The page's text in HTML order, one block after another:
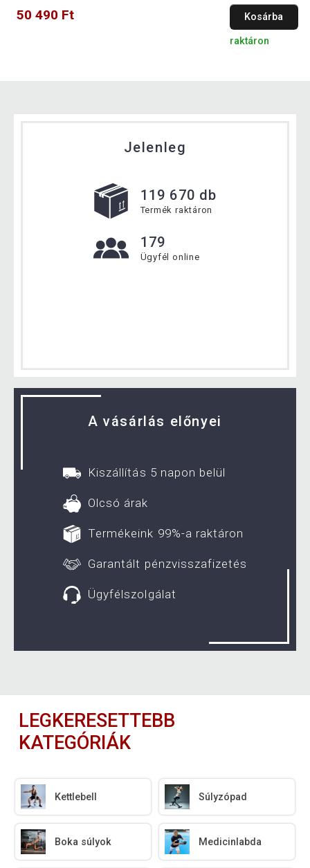
50 490 Ft Kosárba
raktáron
Jelenleg
119 670 db
Termék raktáron
179
Ügyfél online
A vásárlás előnyei
Kiszállítás 5 napon belül
Olcsó árak
Termékeink 99%-a raktáron
Garantált pénzvisszafizetés
Ügyfélszolgálat
LEGKERESETTEBB
KATEGÓRIÁK
Kettlebell Súlyzópad
Boka súlyok Medicinlabda